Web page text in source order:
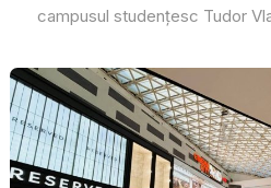
campusul studențesc Tudor